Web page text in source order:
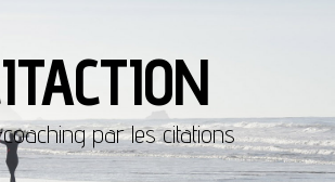
par les citations